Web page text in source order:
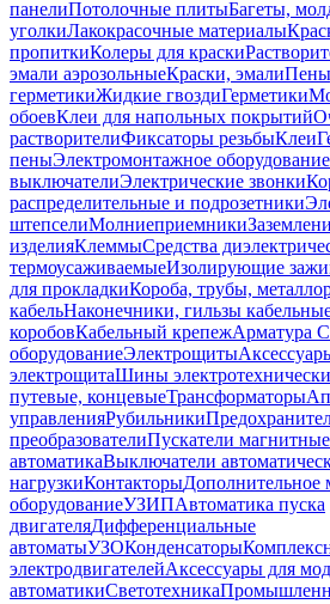
панелиПотолочные плитыБагеты,
уголкиЛакокрасочные материалы
пропиткиКолеры для краски
эмали аэрозольныеКраски, эмали
герметикиЖидкие гвоздиГерметики
обоевКлеи для напольных покрытий
растворителиФиксаторы резьбыКлеи
пеныЭлектромонтажное оборудование
выключателиЭлектрические звонки
распределительные и подрозетники
штепселиМолниеприемники
изделияКлеммыСредства
термоусаживаемыеИзолирующие
для прокладкиКороба, трубы,
кабельНаконечники, гильзы
коробовКабельный крепежАрматура
оборудованиеЭлектрощиты
электрощитаШины
путевые, концевыеТрансформаторы
управленияРубильники
преобразователиПускатели магнитные
автоматикаВыключатели
нагрузкиКонтакторыДополнительное
оборудованиеУЗИПАвтоматика пуска
двигателяДифференциальные
автоматыУЗОКонденсаторы
электродвигателейАксессуары для
автоматикиСветотехника